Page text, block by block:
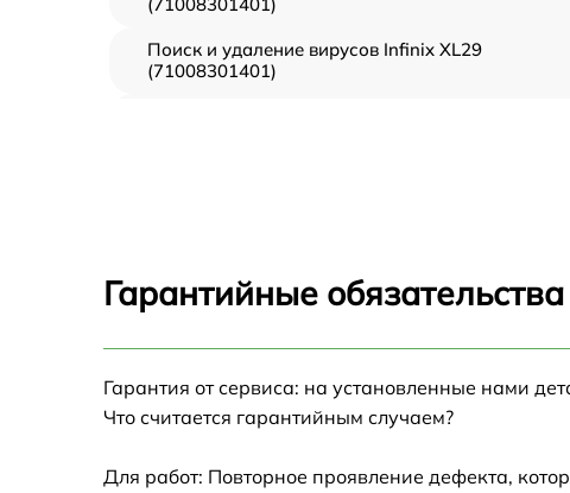
Поиск и удаление вирусов Infinix XL29
(71008301401)
Замена системы охлаждения Infinix XL29
(71008301401)
(71008301401)
Гарантийные
Гарантия от сервиса: на установленные нами
Что считается гарантийным случаем?
Для работ: Повторное проявление дефекта,